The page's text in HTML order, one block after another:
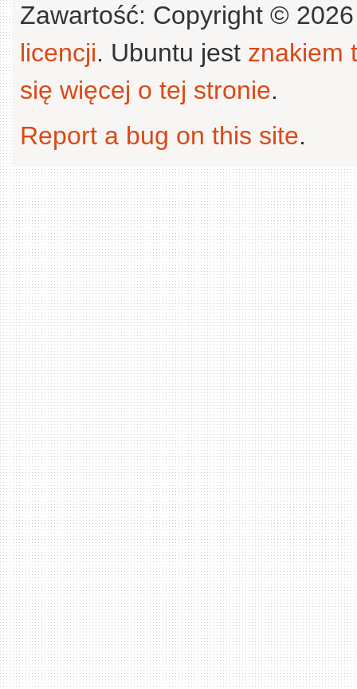
Zawartość: Copyright ©
licencji. Ubuntu jest znakiem
się więcej o tej stronie.
Report a bug on this site.